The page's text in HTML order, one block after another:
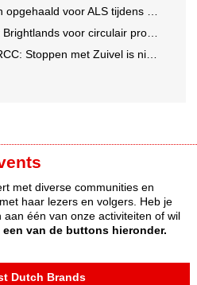
voor ALS tijdens eerste Rotterdamse TriALSon
voor circulair productontwerp in de sportsector
Stoppen met Zuivel is niet misleidend
met diverse communities en
haar lezers en volgers. Heb je
één van onze activiteiten of wil
een van de buttons hieronder.
Dutch Brands